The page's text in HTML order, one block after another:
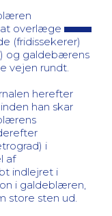
at overlæge
(fridissekerer)
og galdebærens
vejen rundt.
herefter
han skar
i
af
indlejret i
i galdeblæren,
store sten ud.